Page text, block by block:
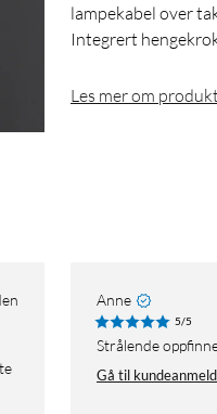
lampekabel over
Integrert
Les mer om
Anne
5/5
Strålende
Gå til